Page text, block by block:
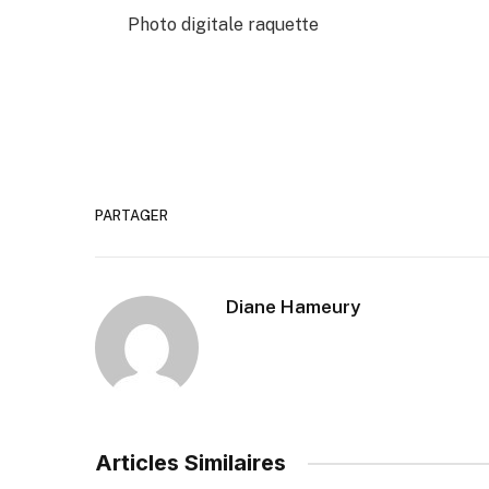
Photo digitale raquette
PARTAGER
Diane Hameury
Articles Similaires